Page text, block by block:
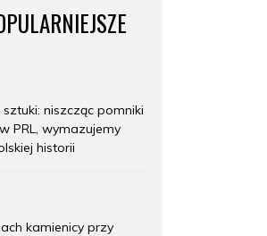
niszcząc pomniki
PRL, wymazujemy
historii
kamienicy przy